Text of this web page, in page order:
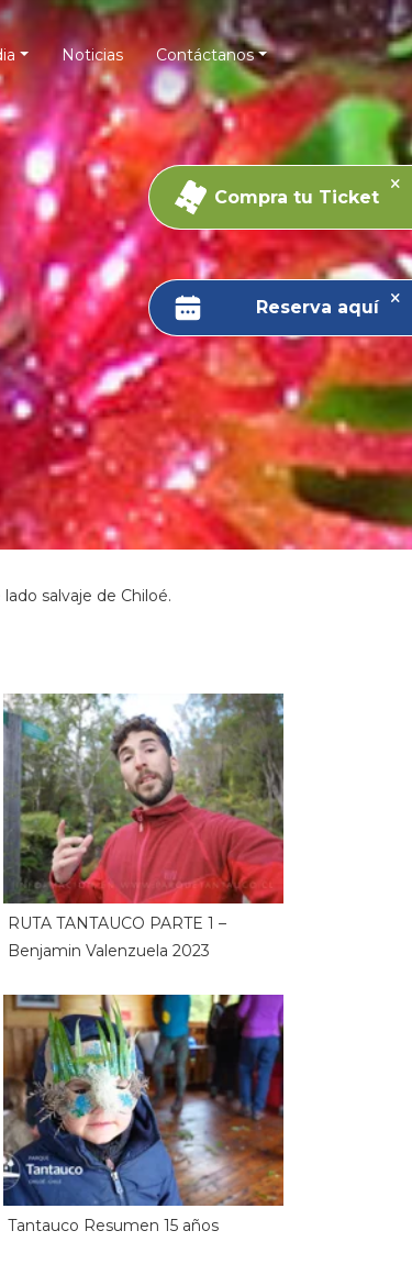
Noticias Contáctanos
Compra tu Ticket
Reserva aquí
salvaje de Chiloé.
RUTA TANTAUCO PARTE 1 –
Benjamin Valenzuela 2023
Tantauco Resumen 15 años